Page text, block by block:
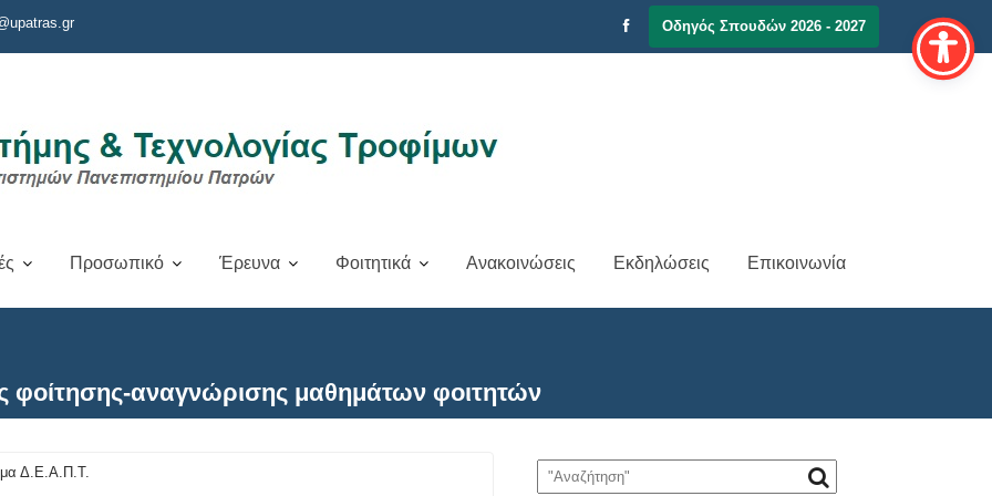
Οδηγός Σπουδών 2026 - 2027
Προσωπικό Έρευνα Φοιτητικά Ανακοινώσεις Εκδηλώσεις Επικοινωνία
φοίτησης-αναγνώρισης μαθημάτων φοιτητών
Δ.Ε.Α.Π.Τ.